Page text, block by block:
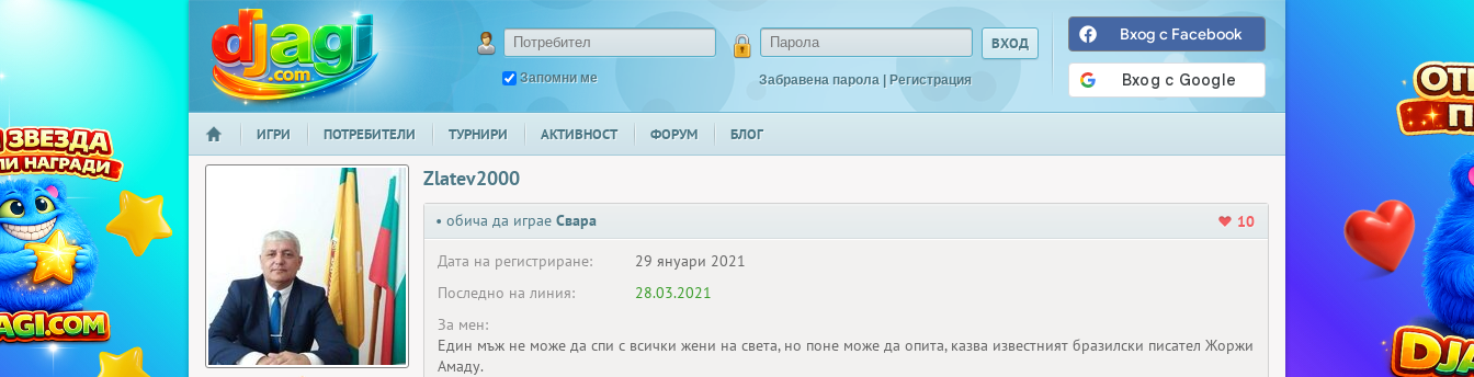
Запомни ме Забравена парола | Регистрация
Вход с Facebook
НАЧАЛО
ИГРИ ПОТРЕБИТЕЛИ ТУРНИРИ АКТИВНОСТ ФОРУМ БЛОГ
Zlatev2000
• обича да играе Свара
10
Дата на регистриране:
29 януари 2021
Последно на линия:
28.03.2021
За мен:
Един мъж не може да спи с всички жени на света, но поне може да опита, казва известният бразилски писател Жоржи
Амаду.